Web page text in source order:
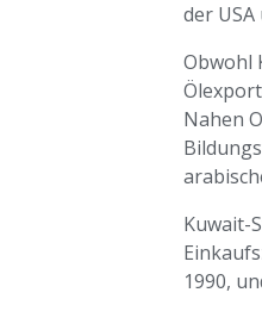
der
Obwohl
Nahen
Kuwait-
1990,